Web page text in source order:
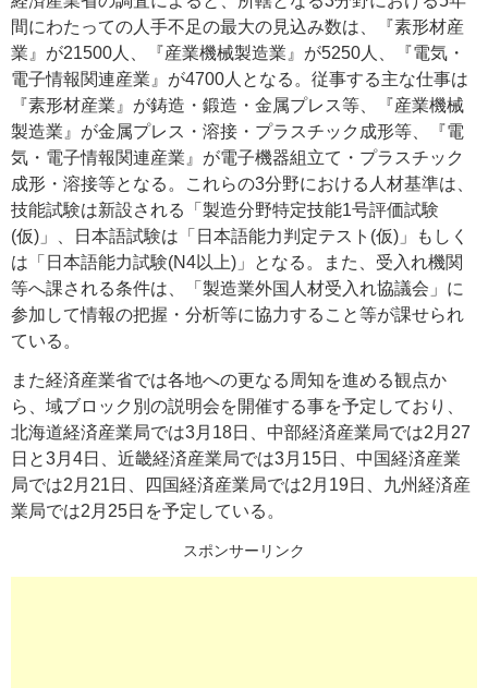
間にわたっての人手不足の最大の見込み数は、『素形材産
業』が21500人、『産業機械製造業』が5250人、『電気・
電子情報関連産業』が4700人となる。従事する主な仕事は
『素形材産業』が鋳造・鍛造・金属プレス等、『産業機械
製造業』が金属プレス・溶接・プラスチック成形等、『電
気・電子情報関連産業』が電子機器組立て・プラスチック
成形・溶接等となる。これらの3分野における人材基準は、
技能試験は新設される「製造分野特定技能1号評価試験
(仮)」、日本語試験は「日本語能力判定テスト(仮)」もしく
は「日本語能力試験(N4以上)」となる。また、受入れ機関
等へ課される条件は、「製造業外国人材受入れ協議会」に
参加して情報の把握・分析等に協力すること等が課せられ
ている。
また経済産業省では各地への更なる周知を進める観点か
ら、域ブロック別の説明会を開催する事を予定しており、
北海道経済産業局では3月18日、中部経済産業局では2月27
日と3月4日、近畿経済産業局では3月15日、中国経済産業
局では2月21日、四国経済産業局では2月19日、九州経済産
業局では2月25日を予定している。
スポンサーリンク